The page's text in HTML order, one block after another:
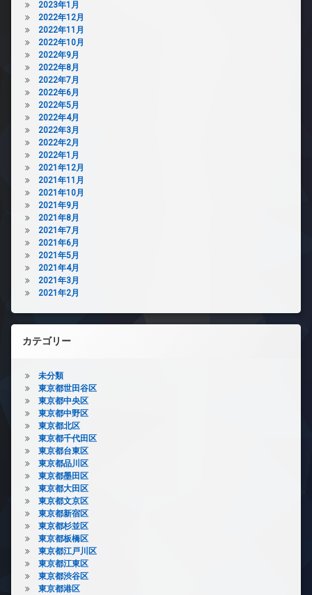
2023年1月
2022年12月
2022年11月
2022年10月
2022年9月
2022年8月
2022年7月
2022年6月
2022年5月
2022年4月
2022年3月
2022年2月
2022年1月
2021年12月
2021年11月
2021年10月
2021年9月
2021年8月
2021年7月
2021年6月
2021年5月
2021年4月
2021年3月
2021年2月
カテゴリー
未分類
東京都世田谷区
東京都中央区
東京都中野区
東京都北区
東京都千代田区
東京都台東区
東京都品川区
東京都墨田区
東京都大田区
東京都文京区
東京都新宿区
東京都杉並区
東京都板橋区
東京都江戸川区
東京都江東区
東京都渋谷区
東京都港区